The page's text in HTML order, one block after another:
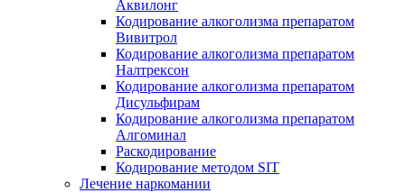
Аквилонг
Кодирование алкоголизма препаратом
Вивитрол
Кодирование алкоголизма препаратом
Налтрексон
Кодирование алкоголизма препаратом
Дисульфирам
Кодирование алкоголизма препаратом
Алгоминал
Раскодирование
Кодирование методом SIT
Лечение наркомании